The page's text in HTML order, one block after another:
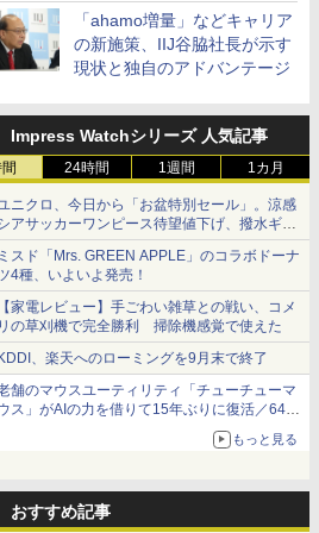
「ahamo増量」などキャリア
の新施策、IIJ谷脇社長が示す
現状と独自のアドバンテージ
Impress Watchシリーズ 人気記事
24時間 1週間 1カ月
ニクロ、今日から「お盆特別セール」。涼感
アサッカーワンピース待望値下げ、撥水ギア
ョーツは1990円に
スド「Mrs. GREEN APPLE」のコラボドーナ
4種、いよいよ発売！
家電レビュー】手ごわい雑草との戦い、コメ
の草刈機で完全勝利 掃除機感覚で使えた
、楽天へのローミングを9月末で終了
舗のマウスユーティリティ「チューチューマ
ス」がAIの力を借りて15年ぶりに復活／64bit
、Windows 10/11、「Chrome」も走り回
。復活記念で2026年末まで500円
もっと見る
おすすめ記事